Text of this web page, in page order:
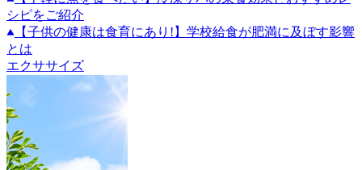
シピをご紹介
【子供の健康は食育にあり!】学校給食が肥満に及ぼす影響
とは
エクササイズ